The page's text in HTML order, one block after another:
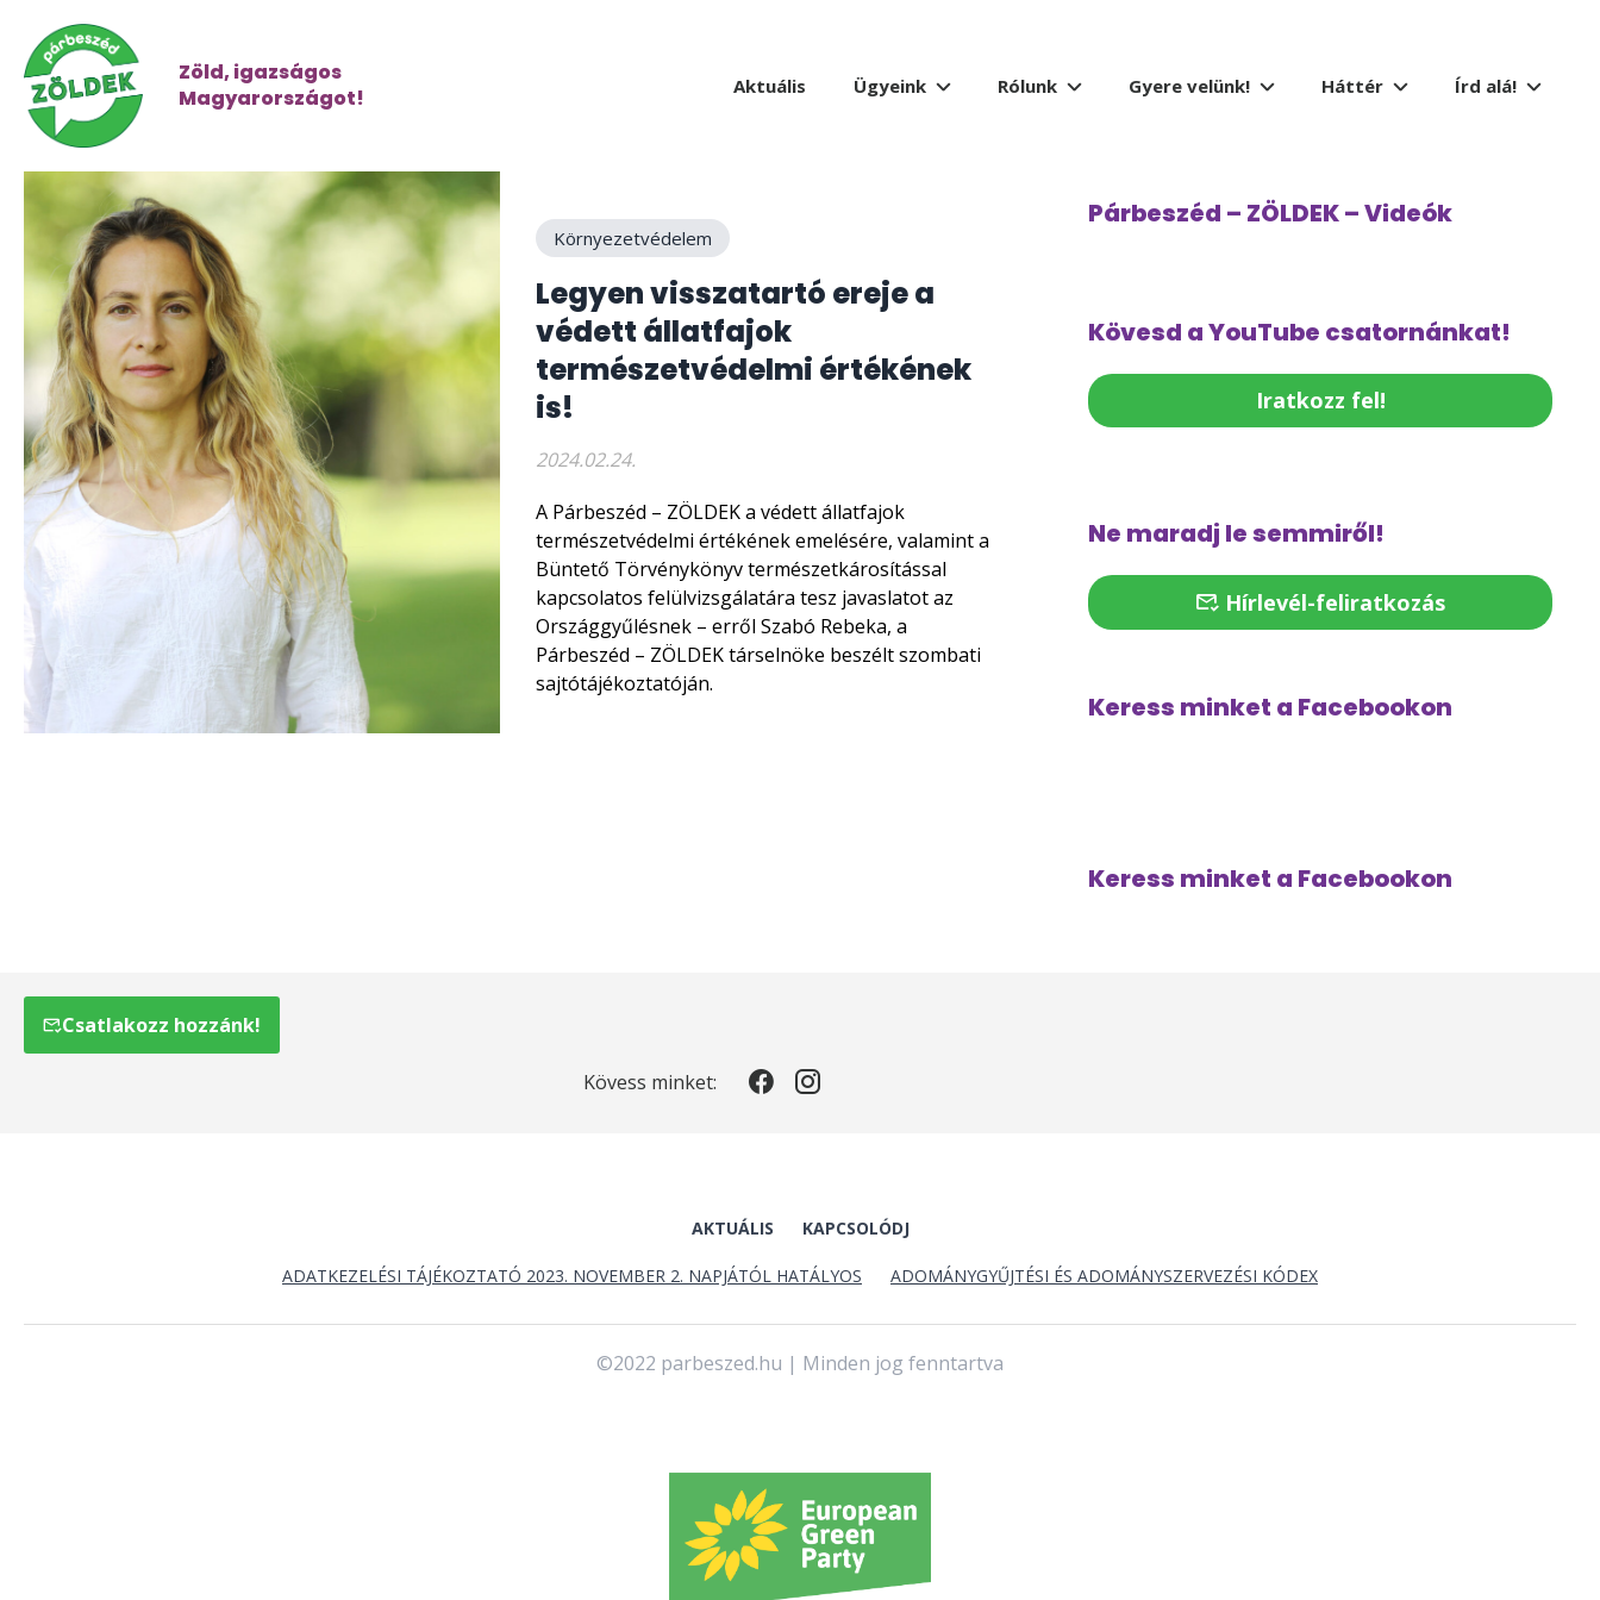
Zöld, igazságos
Magyarországot!
Aktuális Ügyeink Rólunk Gyere velünk! Háttér Írd alá!
Környezetvédelem
Legyen visszatartó ereje a
védett állatfajok
természetvédelmi értékének
is!
2024.02.24.
A Párbeszéd – ZÖLDEK a védett állatfajok
természetvédelmi értékének emelésére, valamint a
Büntető Törvénykönyv természetkárosítással
kapcsolatos felülvizsgálatára tesz javaslatot az
Országgyűlésnek – erről Szabó Rebeka, a
Párbeszéd – ZÖLDEK társelnöke beszélt szombati
sajtótájékoztatóján.
Párbeszéd – ZÖLDEK – Videók
Kövesd a YouTube csatornánkat!
Iratkozz fel!
Ne maradj le semmiről!
Hírlevél-feliratkozás
Keress minket a Facebookon
Keress minket a Facebookon
Csatlakozz hozzánk!
Kövess minket:
AKTUÁLIS KAPCSOLÓDJ
ADATKEZELÉSI TÁJÉKOZTATÓ 2023. NOVEMBER 2. NAPJÁTÓL HATÁLYOS ADOMÁNYGYŰJTÉSI ÉS ADOMÁNYSZERVEZÉSI KÓDEX
©2022 parbeszed.hu | Minden jog fenntartva